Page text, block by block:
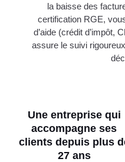
la baisse des
certification RGE,
d’aide (crédit d’impôt,
assure le suivi
Une entreprise qui
accompagne ses
clients depuis plus
27 ans